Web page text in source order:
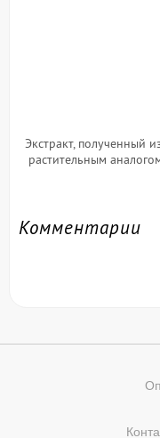
Экстракт, полученный
растительным
Комментарии